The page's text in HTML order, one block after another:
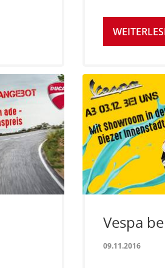
Vespa
09.11.2016